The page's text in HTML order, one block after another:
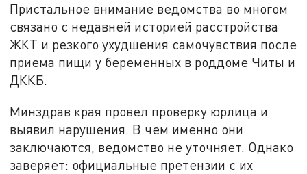
Пристальное внимание ведомства во многом
связано с недавней историей расстройства
ЖКТ и резкого ухудшения самочувствия после
приема пищи у беременных в роддоме Читы и
ДККБ.
Минздрав края провел проверку юрлица и
выявил нарушения. В чем именно они
заключаются, ведомство не уточняет. Однако
заверяет: официальные претензии с их